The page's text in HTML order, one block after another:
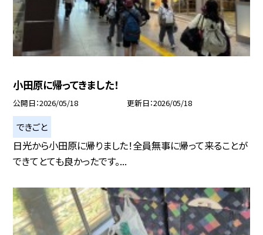
小田原に帰ってきました！
公開日 2026/05/18 更新日 2026/05/18
できごと
日光から小田原に帰りました！全員無事に帰って来ることが
できてとても良かったです。...